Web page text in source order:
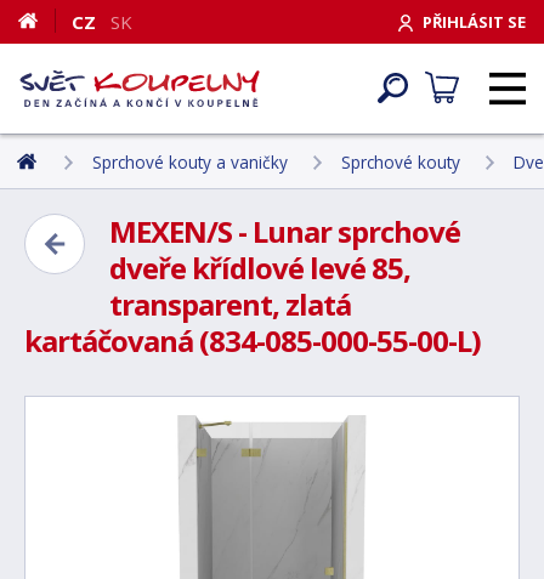
PŘIHLÁSIT SE
CZ SK
Sprchové kouty a vaničky Sprchové kouty
MEXEN/S - Lunar sprchové
dveře křídlové levé 85,
transparent, zlatá
kartáčovaná (834-085-000-55-00-L)